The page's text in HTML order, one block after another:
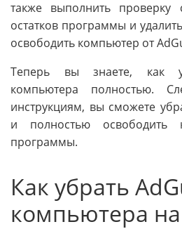
также выполнить
остатков программы и
освободить компьютер от
Теперь вы знаете, как
компьютера полностью.
инструкциям, вы сможете
и полностью освободить
программы.
Как убрать
компьютера